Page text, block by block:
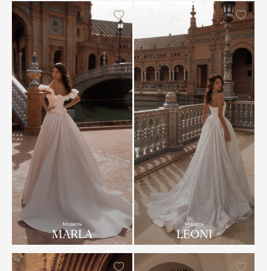
Модель
MARLA
Модель
LEONI